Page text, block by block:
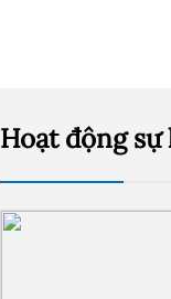
Hoạt động sự